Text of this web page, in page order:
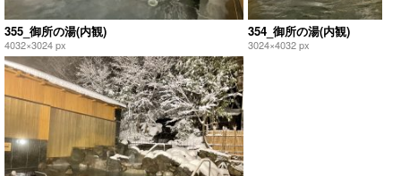
355_御所の湯(内観)
4032×3024 px
354_御所の湯(内観)
3024×4032 px